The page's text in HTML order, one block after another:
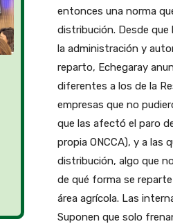
entonces una norma
distribución. Desde que
la administración y
reparto, Echegaray
diferentes a los de la
empresas que no
que las afectó el paro
propia ONCCA), y a las
distribución, algo que
de qué forma se
área agrícola. Las
Suponen que solo